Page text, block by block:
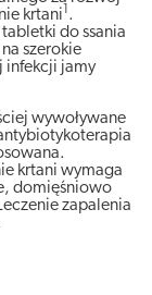
krtani .
do ssania
szerokie
infekcji jamy
wywoływane
krtani wymaga
domięśniowo
zapalenia